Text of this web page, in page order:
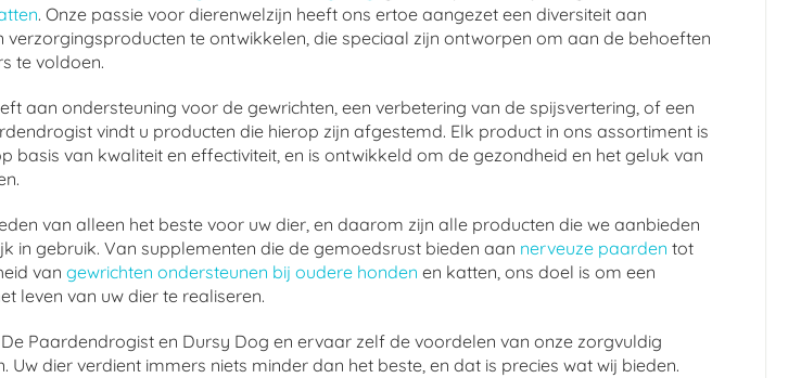
. Onze passie voor dierenwelzijn heeft ons ertoe aangezet een diversiteit aan
verzorgingsproducten te ontwikkelen, die speciaal zijn ontworpen om aan de behoeften
te voldoen.
aan ondersteuning voor de gewrichten, een verbetering van de spijsvertering, of een
vindt u producten die hierop zijn afgestemd. Elk product in ons assortiment is
basis van kwaliteit en effectiviteit, en is ontwikkeld om de gezondheid en het geluk van
van alleen het beste voor uw dier, en daarom zijn alle producten die we aanbieden
in gebruik. Van supplementen die de gemoedsrust bieden aan nerveuze paarden tot
van gewrichten ondersteunen bij oudere honden en katten, ons doel is om een
leven van uw dier te realiseren.
Paardendrogist en Dursy Dog en ervaar zelf de voordelen van onze zorgvuldig
Uw dier verdient immers niets minder dan het beste, en dat is precies wat wij bieden.